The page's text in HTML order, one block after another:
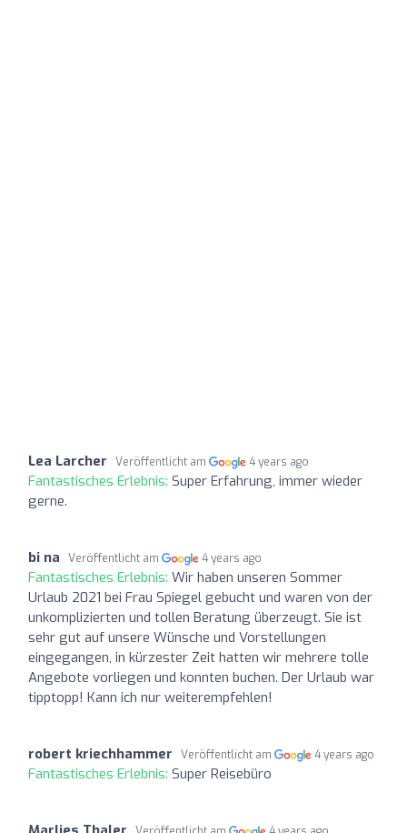
Lea Larcher Veröffentlicht am 4 years ago
Fantastisches Erlebnis: Super Erfahrung, immer wieder
gerne.
bi na Veröffentlicht am 4 years ago
Fantastisches Erlebnis: Wir haben unseren Sommer
Urlaub 2021 bei Frau Spiegel gebucht und waren von der
unkomplizierten und tollen Beratung überzeugt. Sie ist
sehr gut auf unsere Wünsche und Vorstellungen
eingegangen, in kürzester Zeit hatten wir mehrere tolle
Angebote vorliegen und konnten buchen. Der Urlaub war
tipptopp! Kann ich nur weiterempfehlen!
robert kriechhammer Veröffentlicht am 4 years ago
Fantastisches Erlebnis: Super Reisebüro